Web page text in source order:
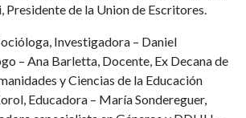
de la Union de Escritores.
Investigadora – Daniel
– Ana Barletta, Docente, Ex Decana de
y Ciencias de la Educación
Educadora – María Sondereguer,